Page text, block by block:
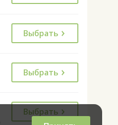
Выбрать
Выбрать
Выбрать